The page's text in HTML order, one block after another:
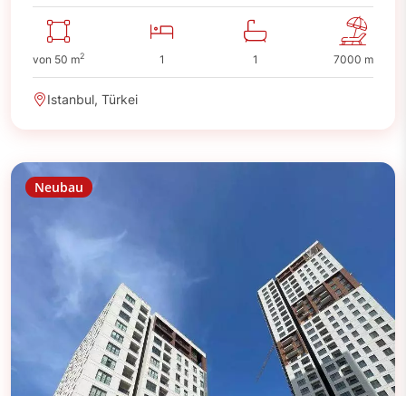
von 50 m2 1 1 7000 m
Istanbul, Türkei
Neubau